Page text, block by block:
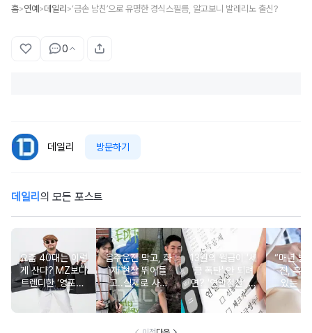
홈>연예 >데일리 >‘금손 남친’으로 유명한 경식스필름, 알고보니 발레리노 출신?
0
데일리 방문하기
데일리 의 모든 포스트
요즘 40대는 이렇
게 산다? MZ보다
트렌디한 ‘영포티’
분석
음주운전 막고, 화
재 현장 뛰어들
고..실제로 사람
구한 연예인 10
13월의 월급이 '세
금 폭탄' 안 되려
면? '연말정산' 핵
심 꿀팁 A to Z
“매년 받
진, 혹시
있는 건
요?”